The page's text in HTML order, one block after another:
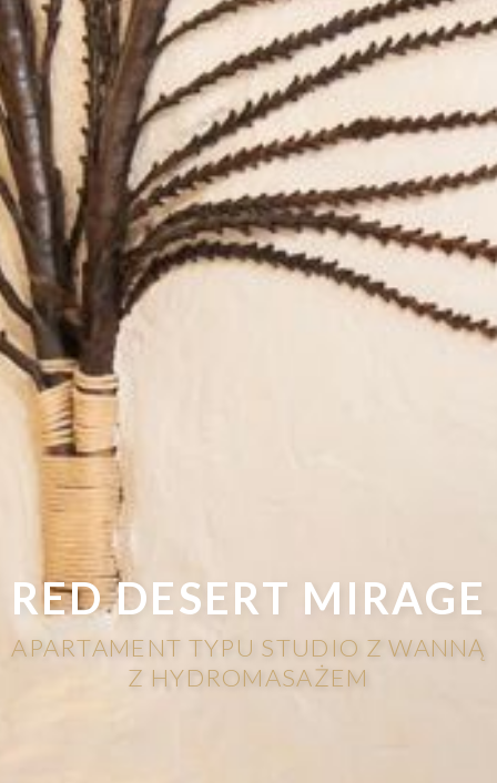
RED DESERT MIRAGE
APARTAMENT TYPU STUDIO Z WANNĄ
Z HYDROMASAŻEM